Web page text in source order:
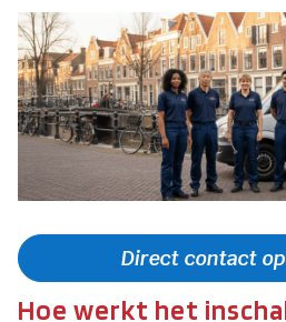
Direct contact
Hoe werkt het